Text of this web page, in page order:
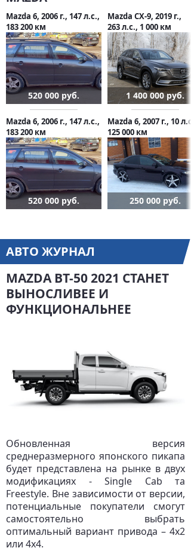
Mazda 6, 2006 г., 147 л.с.,
183 200 км
520 000 руб.
Mazda CX-9, 2019 г.,
263 л.с., 1 000 км
1 400 000 руб.
Mazda 6, 2006 г., 147 л.с.,
183 200 км
520 000 руб.
Mazda 6, 2007 г., 10 л.с.,
125 000 км
250 000 руб.
АВТО ЖУРНАЛ
MAZDA BT-50 2021 СТАНЕТ
ВЫНОСЛИВЕЕ И
ФУНКЦИОНАЛЬНЕЕ
Обновленная версия
среднеразмерного японского пикапа
будет представлена на рынке в двух
модификациях - Single Cab та
Freestyle. Вне зависимости от версии,
потенциальные покупатели смогут
самостоятельно выбрать
оптимальный вариант привода – 4х2
или 4х4.